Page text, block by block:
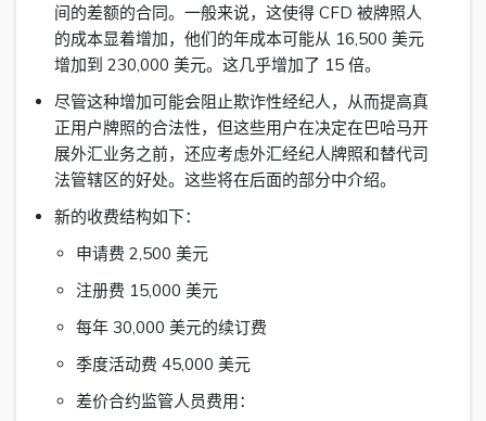
间的差额的合同。一般来说，这使得 CFD 被牌照人
的成本显着增加，他们的年成本可能从 16,500 美元
增加到 230,000 美元。这几乎增加了 15 倍。
尽管这种增加可能会阻止欺诈性经纪人，从而提高真
正用户牌照的合法性，但这些用户在决定在巴哈马开
展外汇业务之前，还应考虑外汇经纪人牌照和替代司
法管辖区的好处。这些将在后面的部分中介绍。
新的收费结构如下：
申请费 2,500 美元
注册费 15,000 美元
每年 30,000 美元的续订费
季度活动费 45,000 美元
差价合约监管人员费用：